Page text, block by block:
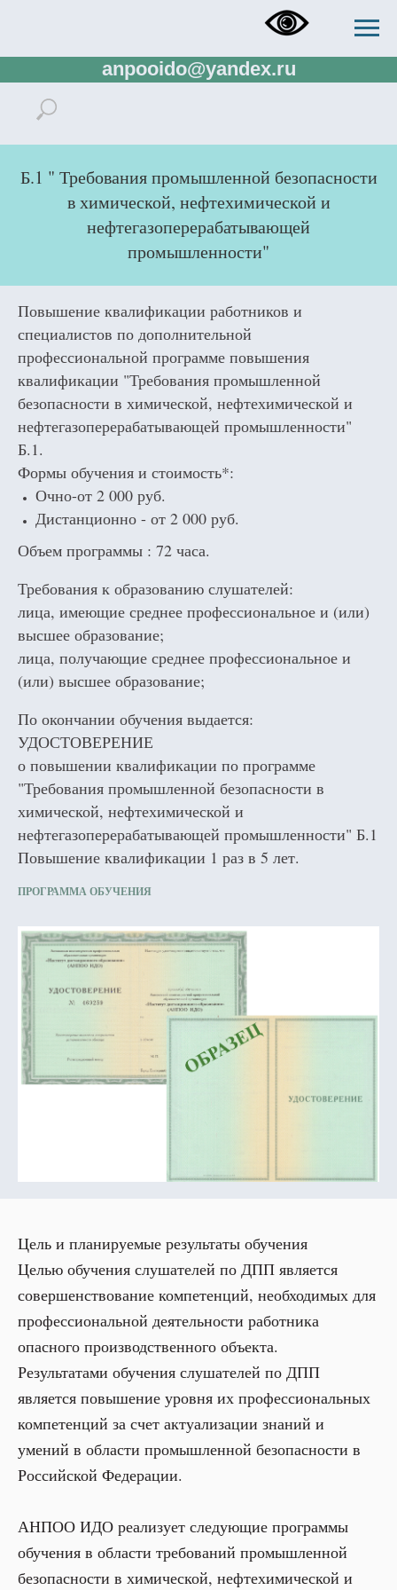
+73433832673, +73433288138,
+79321137807, rector.ido@gmail.com,
anpooido@yandex.ru
Б.1 " Требования промышленной безопасности
в химической, нефтехимической и
нефтегазоперерабатывающей
промышленности"
Повышение квалификации работников и
специалистов по дополнительной
профессиональной программе повышения
квалификации "Требования промышленной
безопасности в химической, нефтехимической и
нефтегазоперерабатывающей промышленности"
Б.1.
Формы обучения и стоимость*:
Очно-от 2 000 руб.
Дистанционно - от 2 000 руб.
Объем программы : 72 часа.
Требования к образованию слушателей:
лица, имеющие среднее профессиональное и (или)
высшее образование;
лица, получающие среднее профессиональное и
(или) высшее образование;
По окончании обучения выдается:
УДОСТОВЕРЕНИЕ
о повышении квалификации по программе
"Требования промышленной безопасности в
химической, нефтехимической и
нефтегазоперерабатывающей промышленности" Б.1
Повышение квалификации 1 раз в 5 лет.
ПРОГРАММА ОБУЧЕНИЯ
Цель и планируемые результаты обучения
Целью обучения слушателей по ДПП является
совершенствование компетенций, необходимых для
профессиональной деятельности работника
опасного производственного объекта.
Результатами обучения слушателей по ДПП
является повышение уровня их профессиональных
компетенций за счет актуализации знаний и
умений в области промышленной безопасности в
Российской Федерации.
АНПОО ИДО реализует следующие программы
обучения в области требований промышленной
безопасности в химической, нефтехимической и